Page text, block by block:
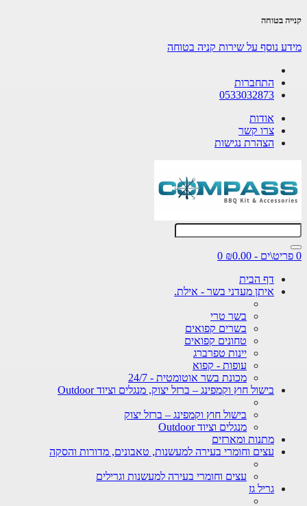
קנייה בטוחה
מידע נוסף על שירות קניה בטוחה
התחברות
0533032873
אודות
צרו קשר
הצהרת נגישות
0 פריט\ים - ₪0.00
0
דף הבית
איתן מעדני בשר - אילת.
בשר טרי
בשרים קפואים
טחונים קפואים
יינות טפרברג
עופות - קפוא
מכונת בשר אוטומטית - 24/7
בישול חוץ וקמפינג – ברזל יצוק, מנגלים וציוד Outdoor
בישול חוץ וקמפינג – ברזל יצוק
מנגלים וציוד Outdoor
מתנות ומארזים
עצים וחומרי בעירה למעשנות, טאבונים, מדורות והסקה
עצים וחומרי בעירה למעשנות וגרילים
גריל גז